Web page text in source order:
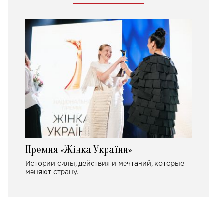
Премия «Жінка України»
Истории силы, действия и мечтаний, которые
меняют страну.